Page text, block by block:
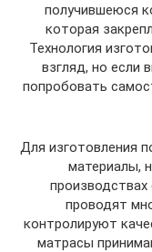
получившеюся
которая
Технология
взгляд, но если
попробовать
Для изготовления
материалы,
проводят
контролируют
матрасы